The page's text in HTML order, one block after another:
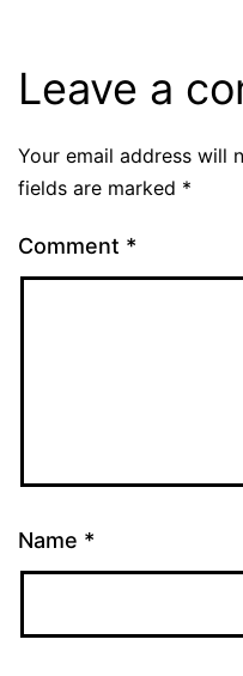
Leave a
Your email address will
fields are marked *
Comment *
Name *